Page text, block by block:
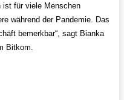
ist für viele Menschen
während der Pandemie. Das
bemerkbar“, sagt Bianka
Bitkom.